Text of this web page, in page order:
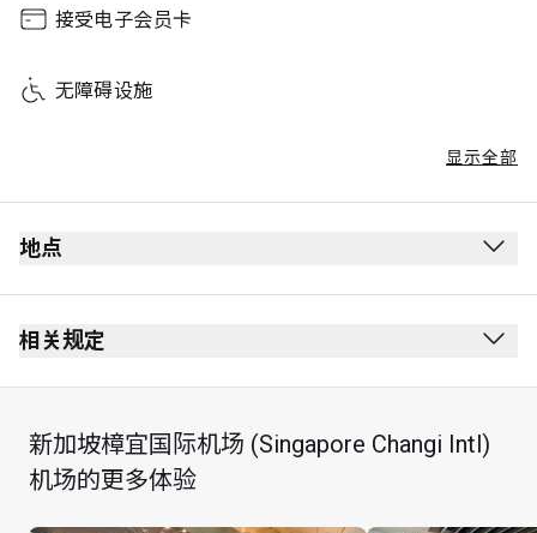
接受电子会员卡
无障碍设施
显示全部
地点
相关规定
新加坡樟宜国际机场 (Singapore Changi Intl)
机场的更多体验